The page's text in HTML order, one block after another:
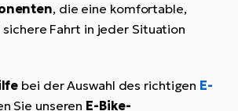
, die eine komfortable,
sichere Fahrt in jeder Situation
bei der Auswahl des richtigen E-
Sie unseren E-Bike-